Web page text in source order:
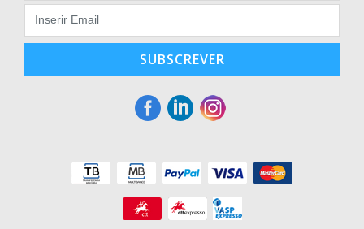
SUBSCREVER